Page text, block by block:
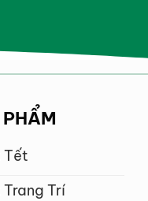
Tết
Trang Trí